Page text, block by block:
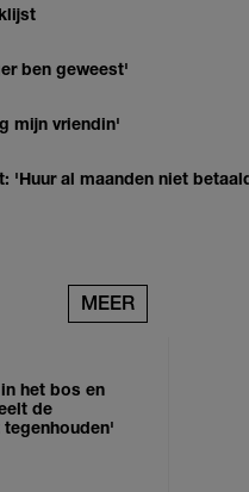
ben geweest'
mijn vriendin'
'Huur al maanden niet
MEER
het bos en
de